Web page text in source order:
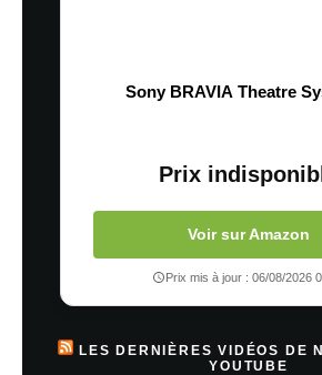
Sony BRAVIA Theatre
Prix
Voir sur Amazon
Prix mis à jour : 06/08/2026
LES DERNIÈRES VIDÉOS DE
YOUTUBE